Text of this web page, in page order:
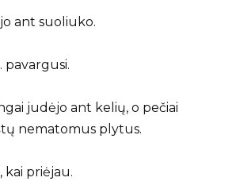
ant suoliuko.
pavargusi.
judėjo ant kelių, o pečiai
nematomus plytus.
kai priėjau.